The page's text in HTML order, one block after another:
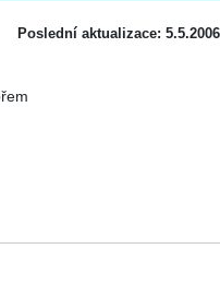
Poslední aktualizace: 5.5.2006